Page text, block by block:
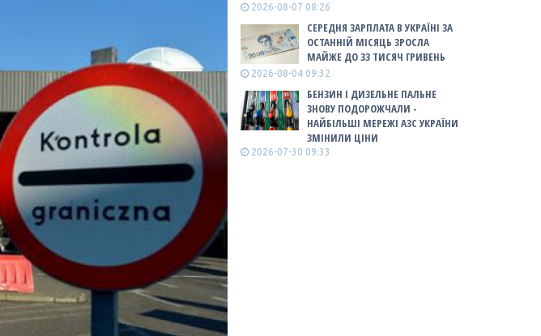
2026-08-07 08:26
СЕРЕДНЯ ЗАРПЛАТА В УКРАЇНІ ЗА
ОСТАННІЙ МІСЯЦЬ ЗРОСЛА
МАЙЖЕ ДО 33 ТИСЯЧ ГРИВЕНЬ
2026-08-04 09:32
БЕНЗИН І ДИЗЕЛЬНЕ ПАЛЬНЕ
ЗНОВУ ПОДОРОЖЧАЛИ -
НАЙБІЛЬШІ МЕРЕЖІ АЗС УКРАЇНИ
ЗМІНИЛИ ЦІНИ
2026-07-30 09:33